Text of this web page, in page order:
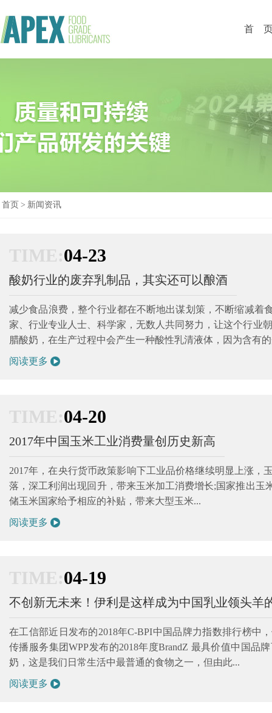
首
首页 > 新闻资讯
04-23
酸奶行业的废弃乳制品，其实还可以酿酒
减少食品浪费，整个行业都在不断地出谋划策，不断缩减着
家、行业专业人士、科学家，无数人共同努力，让这个行业
腊酸奶，在生产过程中会产生一种酸性乳清液体，因为含有
阅读更多
04-20
2017年中国玉米工业消费量创历史新高
2017年，在央行货币政策影响下工业品价格继续明显上涨，
落，深工利润出现回升，带来玉米加工消费增长;国家推出
储玉米国家给予相应的补贴，带来大型玉米...
阅读更多
04-19
不创新无未来！伊利是这样成为中国乳业领头羊
在工信部近日发布的2018年C-BPI中国品牌力指数排行榜中
传播服务集团WPP发布的2018年度BrandZ 最具价值中国品
奶，这是我们日常生活中最普通的食物之一，但由此...
阅读更多